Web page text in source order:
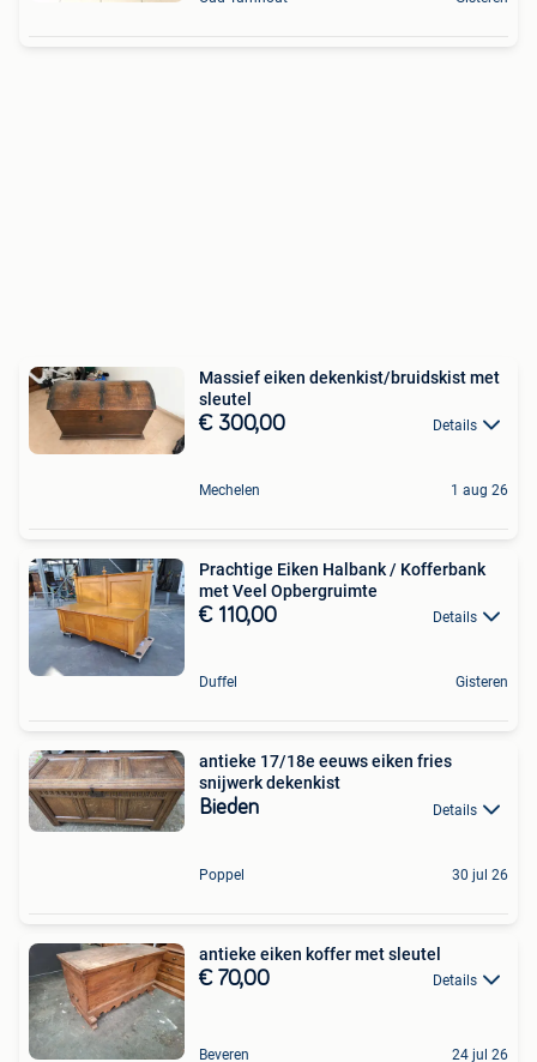
Massief eiken dekenkist/bruidskist met
sleutel
€ 300,00 Details
Mechelen 1 aug 26
Prachtige Eiken Halbank / Kofferbank
met Veel Opbergruimte
€ 110,00 Details
Duffel Gisteren
antieke 17/18e eeuws eiken fries
snijwerk dekenkist
Bieden Details
Poppel 30 jul 26
antieke eiken koffer met sleutel
€ 70,00 Details
Beveren 24 jul 26